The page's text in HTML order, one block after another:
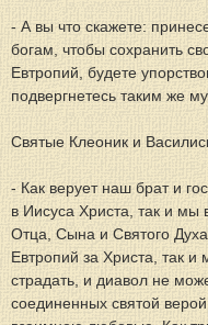
- А вы что скажете:
богам, чтобы сохранить
Евтропий, будете
подвергнетесь таким же
Святые Клеоник и
- Как верует наш брат и
в Иисуса Христа, так и мы
Отца, Сына и Святого
Евтропий за Христа, так и
страдать, и диавол не
соединенных святой